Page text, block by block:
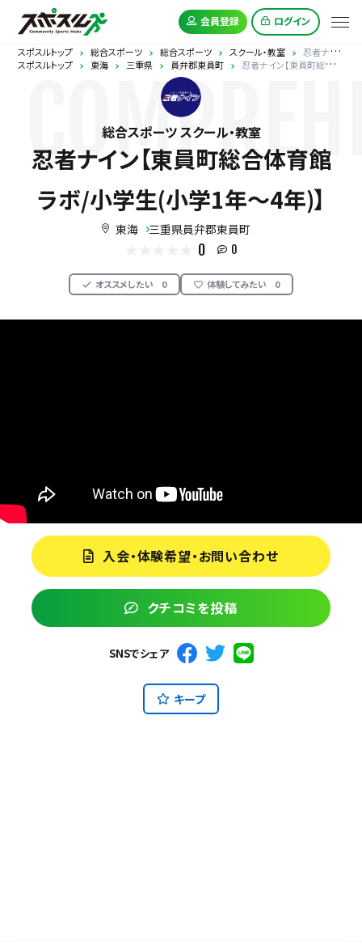
会員登録 ログイン
スポスルトップ 総合スポーツ 総合スポーツ スクール・教室
忍者ナイン【東員町総合体育館ラボ/小学生(小学1年～4年)】
スポスルトップ
東海 三重県 員弁郡東員町 忍者ナイン【東員町総合体育館ラボ/小学生(小学1年～4年)】
総合スポーツ スクール・教室
忍者ナイン【東員町総合体育館
ラボ/小学生(小学1年～4年)】
東海 三重県員弁郡東員町
0 0
オススメしたい 0 体験してみたい 0
入会・体験希望・お問い合わせ
クチコミを投稿
SNSでシェア
キープ